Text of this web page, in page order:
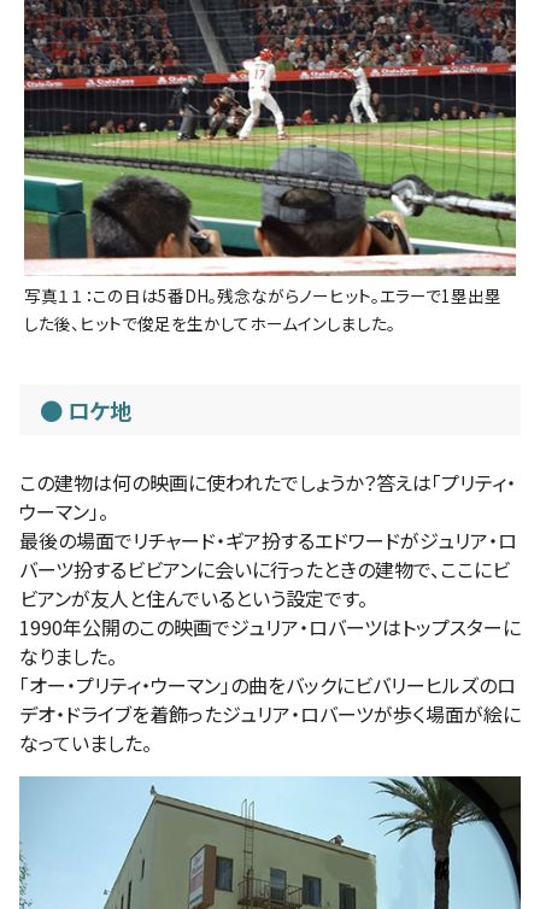
写真１１：この日は5番DH。残念ながらノーヒット。エラーで1塁出塁
した後、ヒットで俊足を生かしてホームインしました。
ロケ地
この建物は何の映画に使われたでしょうか？答えは「プリティ・
ウーマン」。
最後の場面でリチャード・ギア扮するエドワードがジュリア・ロ
バーツ扮するビビアンに会いに行ったときの建物で、ここにビ
ビアンが友人と住んでいるという設定です。
1990年公開のこの映画でジュリア・ロバーツはトップスターに
なりました。
「オー・プリティ・ウーマン」の曲をバックにビバリーヒルズのロ
デオ・ドライブを着飾ったジュリア・ロバーツが歩く場面が絵に
なっていました。